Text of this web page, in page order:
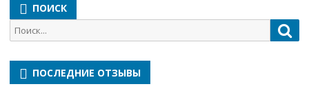
ПОИСК
Поиск
для:
ПОСЛЕДНИЕ ОТЗЫВЫ